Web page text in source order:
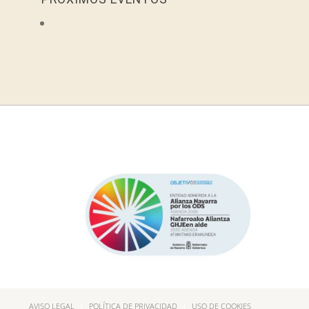
AVISO LEGAL POLÍTICA DE PRIVACIDAD USO DE COOKIES